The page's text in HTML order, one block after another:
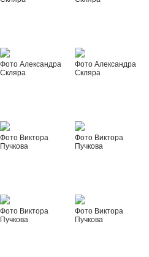
Фото Александра
Скляра
Фото Александра
Скляра
Фото Виктора
Пучкова
Фото Виктора
Пучкова
Фото Виктора
Пучкова
Фото Виктора
Пучкова